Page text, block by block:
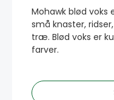
Mohawk blød
små knaster,
træ. Blød voks er
farver.